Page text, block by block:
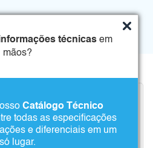
técnicas em
mãos?
Catálogo Técnico
todas as especificações
e diferenciais em um
só lugar.